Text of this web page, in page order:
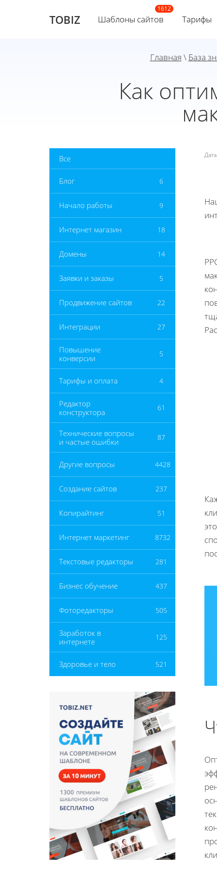
TOBIZ Шаблоны сайтов Тарифы
Главная \ База
Как
Все
Блог 6
Начало работы 9
Интернет магазин 18
Домены 14
Заявки и заказы 5
Продвижение сайтов 22
Интеграции 27
Повышение
конверсии
5
Тарифы и оплата 4
Редактор
конструктора
61
Технические вопросы
и частые ошибки
87
Другие вопросы 4428
Создание сайтов 237
Копирайтинг 51
Интернет маркетинг 8732
Текстовые редакторы 281
Бизнес обучение 437
Фоторедакторы 505
Заработок в
интернете
125
Здоровье и тело 521